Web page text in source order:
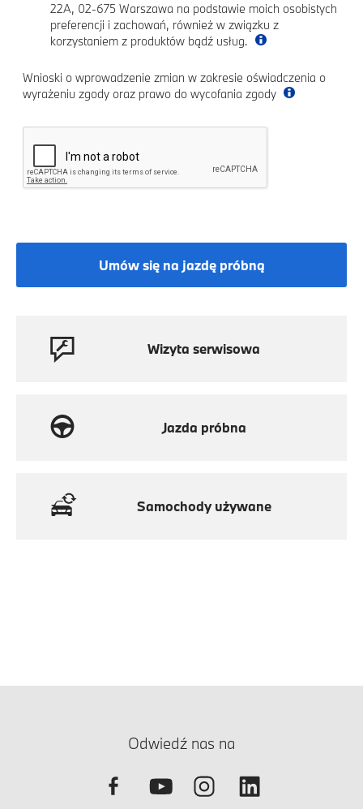
22A, 02-675 Warszawa na podstawie moich osobistych
preferencji i zachowań, również w związku z
korzystaniem z produktów bądź usług.
Wnioski o wprowadzenie zmian w zakresie oświadczenia o
wyrażeniu zgody oraz prawo do wycofania zgody
Umów się na jazdę próbną
Wizyta serwisowa
Jazda próbna
Samochody używane
Odwiedź nas na